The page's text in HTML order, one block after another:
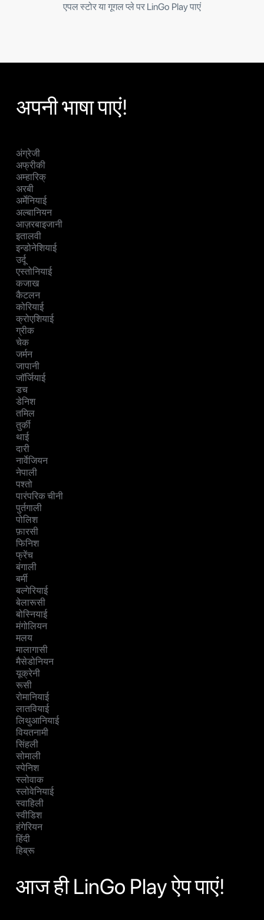
एपल स्टोर या गूगल प्ले पर LinGo Play पाएं
अपनी भाषा पाएं!
अंग्रेजी
अफ्रीकी
अम्हारिक्
अरबी
अर्मेनियाई
अल्बानियन
आज़रबाइजानी
इतालवी
इन्डोनेशियाई
उर्दू
एस्तोनियाई
कजाख
कैटलन
कोरियाई
क्रोएशियाई
ग्रीक
चेक
जर्मन
जापानी
जॉर्जियाई
डच
डेनिश
तमिल
तुर्की
थाई
दारी
नार्वेजियन
नेपाली
पश्तो
पारंपरिक चीनी
पुर्तगाली
पोलिश
फ़ारसी
फिनिश
फ्रेंच
बंगाली
बर्मी
बल्गेरियाई
बेलारूसी
बोस्नियाई
मंगोलियन
मलय
मालागासी
मैसेडोनियन
यूक्रेनी
रूसी
रोमानियाई
लातवियाई
लिथुआनियाई
वियतनामी
सिंहली
सोमाली
स्पेनिश
स्लोवाक
स्लोवेनियाई
स्वाहिली
स्वीडिश
हंगेरियन
हिंदी
हिब्रू
आज ही LinGo Play ऐप पाएं!